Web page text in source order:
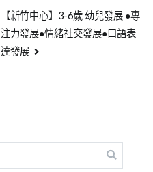
【新竹中心】3-6歲 幼兒發展 ●專
注力發展●情緒社交發展●口語表
達發展